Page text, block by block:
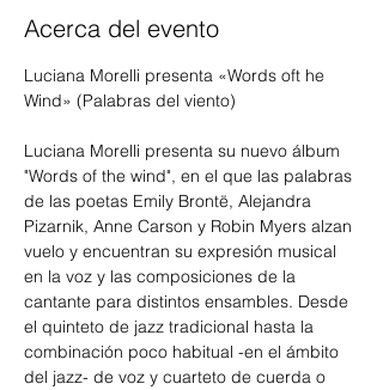
Acerca del evento
Luciana Morelli presenta «Words oft he
Wind» (Palabras del viento)
Luciana Morelli presenta su nuevo álbum
"Words of the wind", en el que las palabras
de las poetas Emily Brontë, Alejandra
Pizarnik, Anne Carson y Robin Myers alzan
vuelo y encuentran su expresión musical
en la voz y las composiciones de la
cantante para distintos ensambles. Desde
el quinteto de jazz tradicional hasta la
combinación poco habitual -en el ámbito
del jazz- de voz y cuarteto de cuerda o